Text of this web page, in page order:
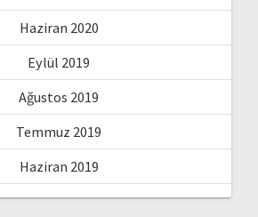
Haziran 2020
Eylül 2019
Ağustos 2019
Temmuz 2019
Haziran 2019